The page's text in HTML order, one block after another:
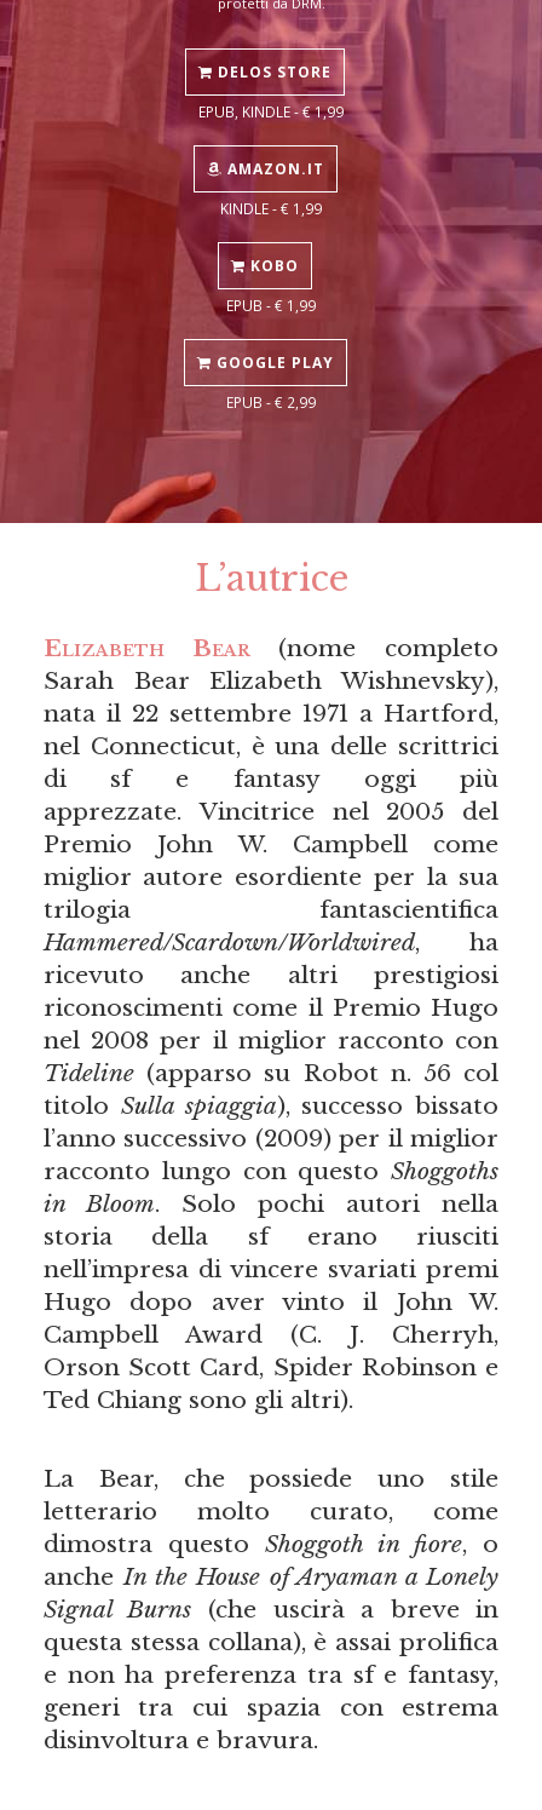
DELOS STORE
EPUB, KINDLE - € 1,99
AMAZON.IT
KINDLE - € 1,99
KOBO
EPUB - € 1,99
GOOGLE PLAY
EPUB - € 2,99
L’autrice
Elizabeth Bear (nome completo
Sarah Bear Elizabeth Wishnevsky),
nata il 22 settembre 1971 a Hartford,
nel Connecticut, è una delle scrittrici
di sf e fantasy oggi più
apprezzate. Vincitrice nel 2005 del
Premio John W. Campbell come
miglior autore esordiente per la sua
trilogia fantascientifica
Hammered/Scardown/Worldwired, ha
ricevuto anche altri prestigiosi
riconoscimenti come il Premio Hugo
nel 2008 per il miglior racconto con
Tideline(apparso su Robot n. 56 col
titolo Sulla spiaggia), successo bissato
l’anno successivo (2009) per il miglior
racconto lungo con questoShoggoths
in Bloom. Solo pochi autori nella
storia della sf erano riusciti
nell’impresa di vincere svariati premi
Hugo dopo aver vinto il John W.
Campbell Award (C. J. Cherryh,
Orson Scott Card, Spider Robinson e
Ted Chiang sono gli altri).
La Bear, che possiede uno stile
letterario molto curato, come
dimostra questo Shoggoth in fiore, o
ancheIn the House of Aryaman a Lonely
Signal Burns (che uscirà a breve in
questa stessa collana), è assai prolifica
e non ha preferenza tra sf e fantasy,
generi tra cui spazia con estrema
disinvoltura e bravura.